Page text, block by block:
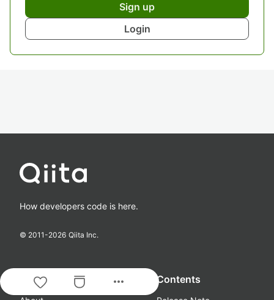
Sign up
Login
more_horiz
How developers code is here.
© 2011-2026 Qiita Inc.
Guide & Help Contents